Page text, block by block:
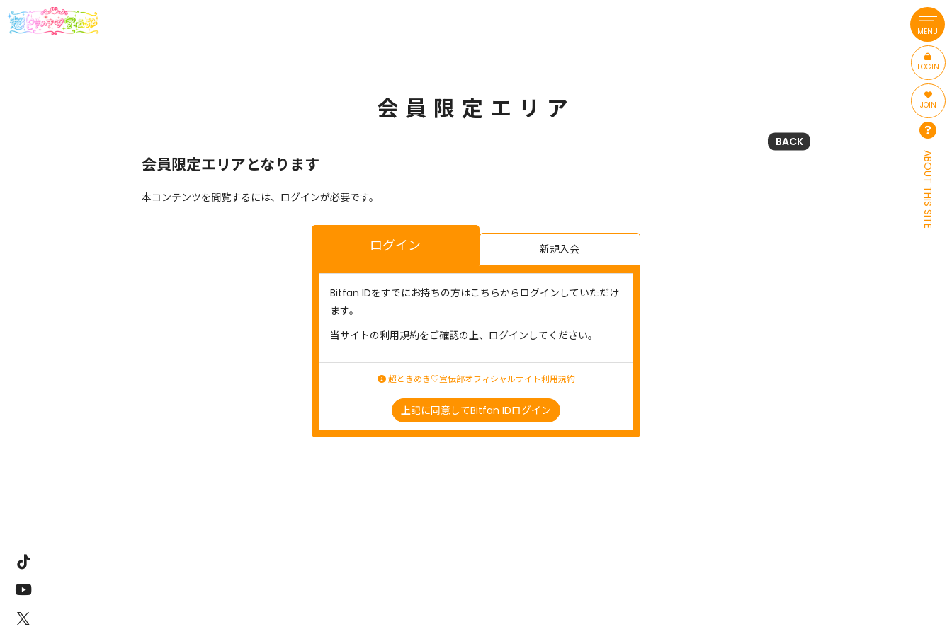
MENU
LOGIN
JOIN
ABOUT THIS SITE
会員限定エリア
BACK
会員限定エリアとなります
本コンテンツを閲覧するには、ログインが必要です。
ログイン 新規入会
Bitfan IDをすでにお持ちの方はこちらからログインしていただけ
ます。
当サイトの利用規約をご確認の上、ログインしてください。
超ときめき♡宣伝部オフィシャルサイト利用規約
上記に同意してBitfan IDログイン